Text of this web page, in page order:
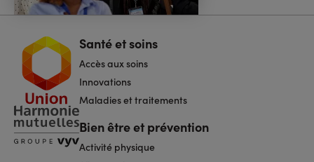
Navigation
pied
de
page
Santé et soins
Accès aux soins
Innovations
Maladies et traitements
Bien être et prévention
Activité physique